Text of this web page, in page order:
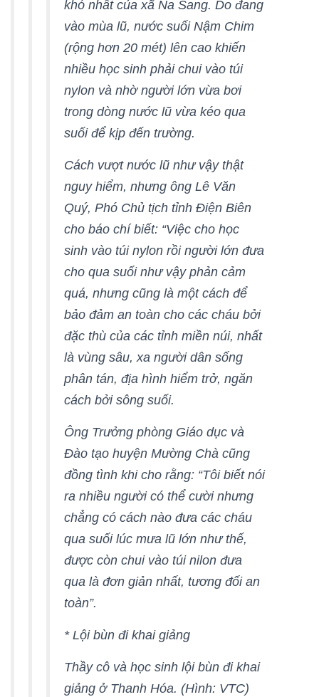
khó nhất của xã Na Sang. Do đang
vào mùa lũ, nước suối Nậm Chim
(rộng hơn 20 mét) lên cao khiến
nhiều học sinh phải chui vào túi
nylon và nhờ người lớn vừa bơi
trong dòng nước lũ vừa kéo qua
suối để kịp đến trường.
Cách vượt nước lũ như vậy thật
nguy hiểm, nhưng ông Lê Văn
Quý, Phó Chủ tịch tỉnh Điện Biên
cho báo chí biết: “Việc cho học
sinh vào túi nylon rồi người lớn đưa
cho qua suối như vậy phản cảm
quá, nhưng cũng là một cách để
bảo đảm an toàn cho các cháu bởi
đặc thù của các tỉnh miền núi, nhất
là vùng sâu, xa người dân sống
phân tán, địa hình hiểm trở, ngăn
cách bởi sông suối.
Ông Trưởng phòng Giáo dục và
Đào tạo huyện Mường Chà cũng
đồng tình khi cho rằng: “Tôi biết nói
ra nhiều người có thể cười nhưng
chẳng có cách nào đưa các cháu
qua suối lúc mưa lũ lớn như thế,
được còn chui vào túi nilon đưa
qua là đơn giản nhất, tương đối an
toàn”.
* Lội bùn đi khai giảng
Thầy cô và học sinh lội bùn đi khai
giảng ở Thanh Hóa. (Hình: VTC)